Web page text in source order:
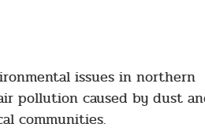
issues in northern
pollution caused by dust
communities.